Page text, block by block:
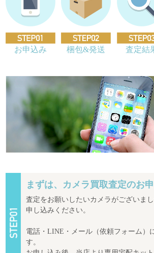
お申込み 梱包&発送 査定結
まずは、カメラ買取査定のお
査定をお願いしたいカメラがございま
申し込みください。
電話・LINE・メール（依頼フォーム）
す。